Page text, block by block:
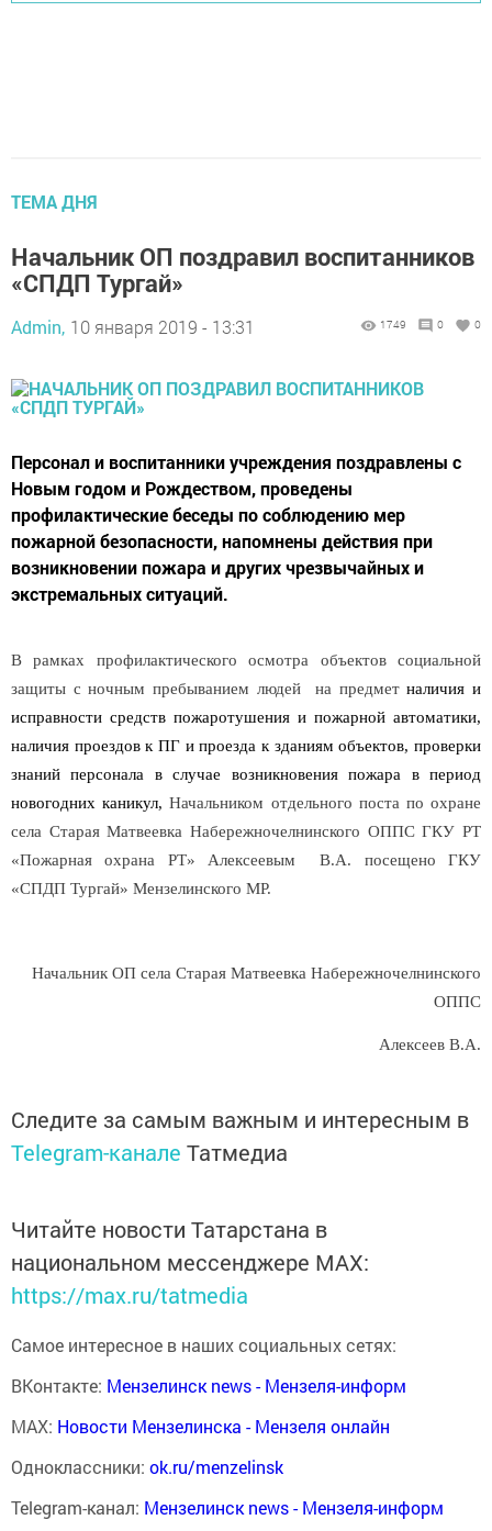
ТЕМА ДНЯ
Начальник ОП поздравил воспитанников
«СПДП Тургай»
Admin, 10 января 2019 - 13:31 1749 0 0
Персонал и воспитанники учреждения поздравлены с
Новым годом и Рождеством, проведены
профилактические беседы по соблюдению мер
пожарной безопасности, напомнены действия при
возникновении пожара и других чрезвычайных и
экстремальных ситуаций.
В рамках профилактического осмотра объектов социальной
защиты с ночным пребыванием людей на предметналичия и
исправности средств пожаротушения и пожарной автоматики,
наличия проездов к ПГ и проезда к зданиям объектов, проверки
знаний персонала в случае возникновения пожара в период
новогодних каникул,Начальником отдельного поста по охране
села Старая Матвеевка Набережночелнинского ОППС ГКУ РТ
«Пожарная охрана РТ» Алексеевым В.А. посещено ГКУ
«СПДП Тургай» Мензелинского МР.
Начальник ОП села Старая Матвеевка Набережночелнинского
ОППС
Алексеев В.А.
Следите за самым важным и интересным в
Telegram-канале Татмедиа
Читайте новости Татарстана в
национальном мессенджере MАХ:
https://max.ru/tatmedia
Самое интересное в наших социальных сетях:
ВКонтакте: Мензелинск news - Мензеля-информ
MAX: Новости Мензелинска - Мензеля онлайн
Одноклассники: ok.ru/menzelinsk
Telegram-канал: Мензелинск news - Мензеля-информ